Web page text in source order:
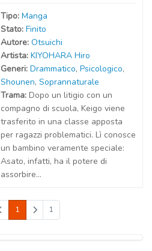
Tipo: Manga
Stato: Finito
Autore: Otsuichi
Artista: KIYOHARA Hiro
Generi: Drammatico, Psicologico,
Shounen, Soprannaturale
Trama: Dopo un litigio con un
compagno di scuola, Keigo viene
trasferito in una classe apposta
per ragazzi problematici. Lì conosce
un bambino veramente speciale:
Asato, infatti, ha il potere di
assorbire...
1 1